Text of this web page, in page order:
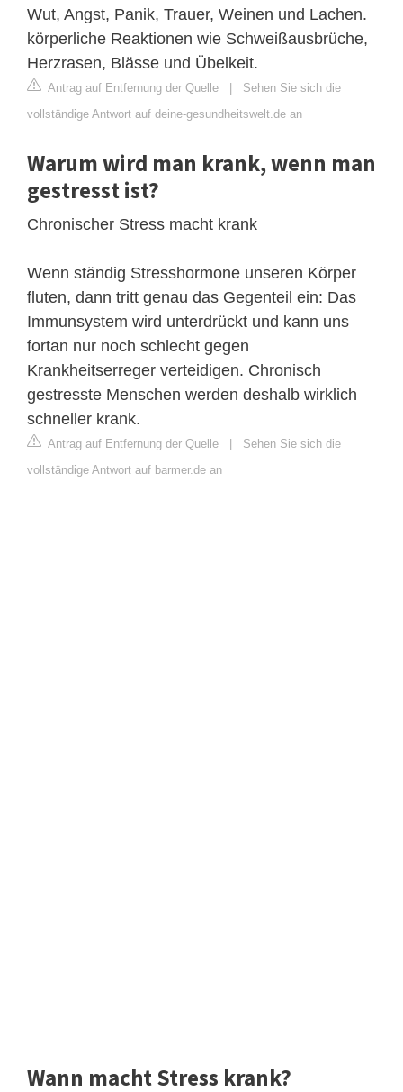
Wut, Angst, Panik, Trauer, Weinen und Lachen.
körperliche Reaktionen wie Schweißausbrüche,
Herzrasen, Blässe und Übelkeit.
Antrag auf Entfernung der Quelle | Sehen Sie sich die
vollständige Antwort auf deine-gesundheitswelt.de an
Warum wird man krank, wenn man
gestresst ist?
Chronischer Stress macht krank
Wenn ständig Stresshormone unseren Körper
fluten, dann tritt genau das Gegenteil ein: Das
Immunsystem wird unterdrückt und kann uns
fortan nur noch schlecht gegen
Krankheitserreger verteidigen. Chronisch
gestresste Menschen werden deshalb wirklich
schneller krank.
Antrag auf Entfernung der Quelle | Sehen Sie sich die
vollständige Antwort auf barmer.de an
Wann macht Stress krank?